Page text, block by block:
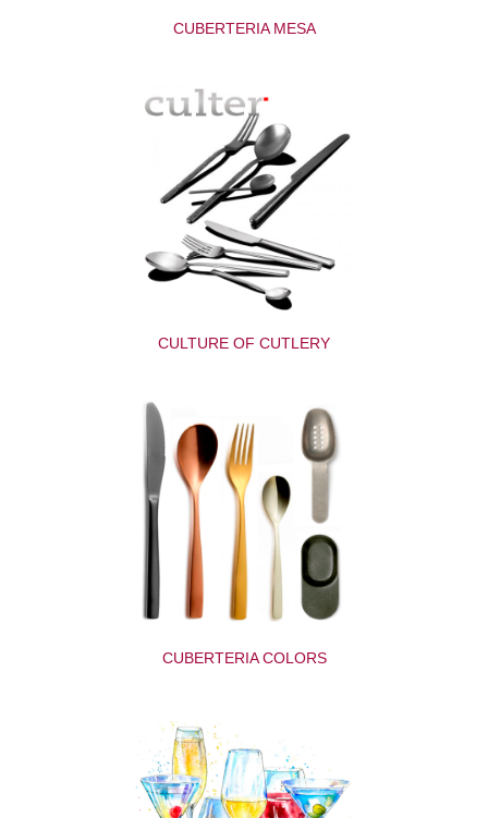
CUBERTERIA MESA
CULTURE OF CUTLERY
CUBERTERIA COLORS